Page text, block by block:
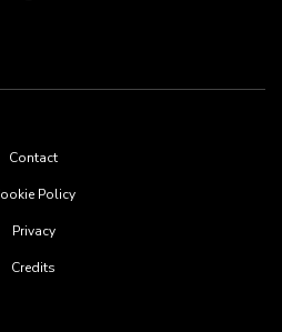
Contact
Policy
Privacy
Credits